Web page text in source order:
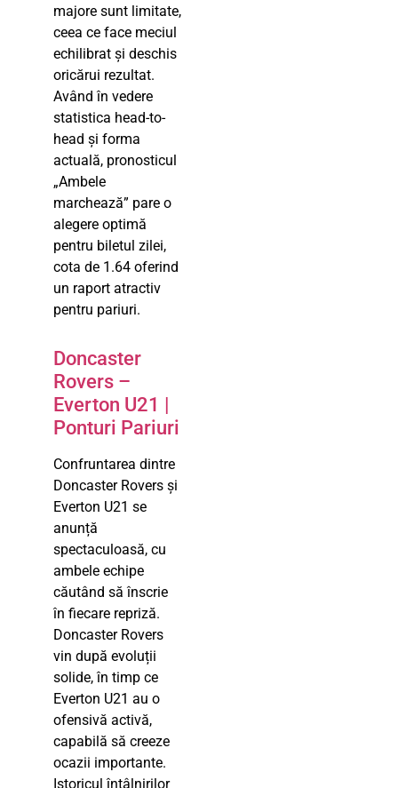
majore sunt limitate,
ceea ce face meciul
echilibrat și deschis
oricărui rezultat.
Având în vedere
statistica head-to-
head și forma
actuală, pronosticul
„Ambele
marchează” pare o
alegere optimă
pentru biletul zilei,
cota de 1.64 oferind
un raport atractiv
pentru pariuri.
Doncaster
Rovers –
Everton U21 |
Ponturi Pariuri
Confruntarea dintre
Doncaster Rovers și
Everton U21 se
anunță
spectaculoasă, cu
ambele echipe
căutând să înscrie
în fiecare repriză.
Doncaster Rovers
vin după evoluții
solide, în timp ce
Everton U21 au o
ofensivă activă,
capabilă să creeze
ocazii importante.
Istoricul întâlnirilor